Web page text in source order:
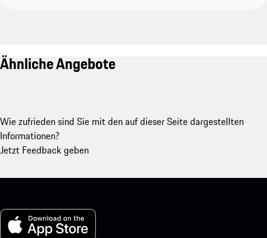
Ähnliche Angebote
Wie zufrieden sind Sie mit den auf dieser Seite dargestellten
Informationen?
Jetzt Feedback geben